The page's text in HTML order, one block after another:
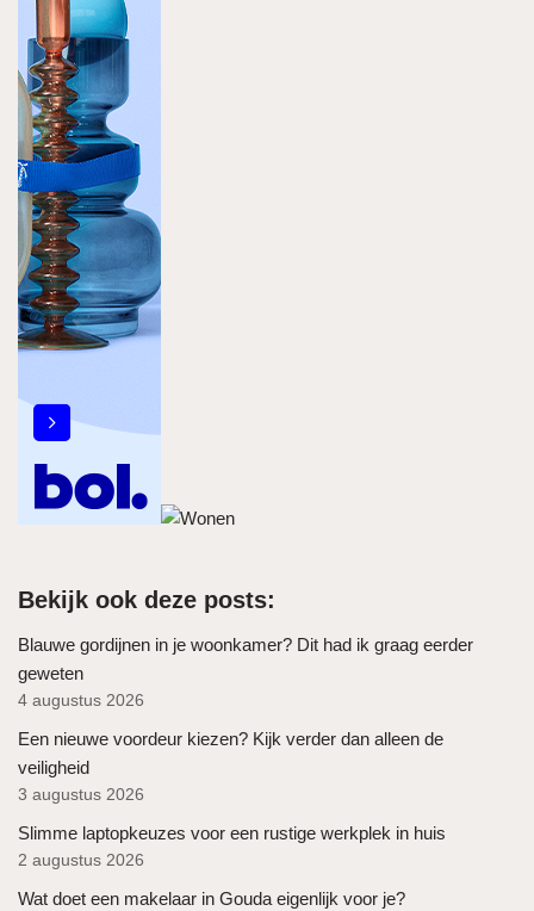
Bekijk ook deze posts:
Blauwe gordijnen in je woonkamer? Dit had ik graag eerder
geweten
4 augustus 2026
Een nieuwe voordeur kiezen? Kijk verder dan alleen de
veiligheid
3 augustus 2026
Slimme laptopkeuzes voor een rustige werkplek in huis
2 augustus 2026
Wat doet een makelaar in Gouda eigenlijk voor je?